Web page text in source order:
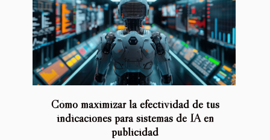
Cómo maximizar la efectividad de tus
indicaciones para sistemas de IA en
publicidad